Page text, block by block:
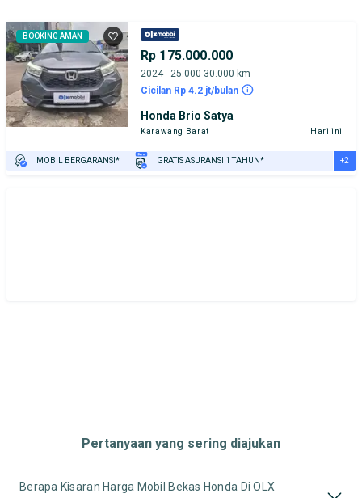
BOOKING AMAN
Rp 175.000.000
2024 - 25.000-30.000 km
Cicilan Rp 4.2 jt/bulan
Honda Brio Satya
Karawang Barat Hari ini
MOBIL BERGARANSI* GRATIS ASURANSI 1 TAHUN* +2
Pertanyaan yang sering diajukan
Berapa Kisaran Harga Mobil Bekas Honda Di OLX